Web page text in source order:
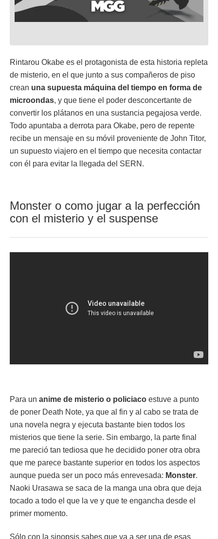
Rintarou Okabe es el protagonista de esta historia repleta
de misterio, en el que junto a sus compañeros de piso
crean una supuesta máquina del tiempo en forma de
microondas, y que tiene el poder desconcertante de
convertir los plátanos en una sustancia pegajosa verde.
Todo apuntaba a derrota para Okabe, pero de repente
recibe un mensaje en su móvil proveniente de John Titor,
un supuesto viajero en el tiempo que necesita contactar
con él para evitar la llegada del SERN.
Monster o como jugar a la perfección
con el misterio y el suspense
Para un anime de misterio o policiaco estuve a punto
de poner Death Note, ya que al fin y al cabo se trata de
una novela negra y ejecuta bastante bien todos los
misterios que tiene la serie. Sin embargo, la parte final
me pareció tan tediosa que he decidido poner otra obra
que me parece bastante superior en todos los aspectos
aunque pueda ser un poco más enrevesada: Monster.
Naoki Urasawa se saca de la manga una obra que deja
tocado a todo el que la ve y que te engancha desde el
primer momento.
Sólo con la sinopsis sabes que va a ser una de esas